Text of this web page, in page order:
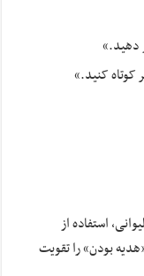
دهید.»
استفاده از
بودن» را تقویت